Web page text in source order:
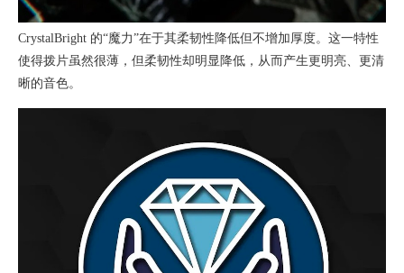
CrystalBright 的“魔力”在于其柔韧性降低但不增加厚度。这一特性
使得拨片虽然很薄，但柔韧性却明显降低，从而产生更明亮、更清
晰的音色。